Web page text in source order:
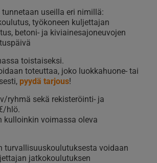
useilla eri nimillä:
työkoneen kuljettajan
betoni- ja kiviainesajoneuvojen
toistaiseksi.
toteuttaa, joko luokkahuone- tai
pyydä tarjous!
ryhmä sekä rekisteröinti- ja
hlö.
kulloinkin voimassa oleva
turvallisuuskoulutuksesta voidaan
jatkokoulutuksen